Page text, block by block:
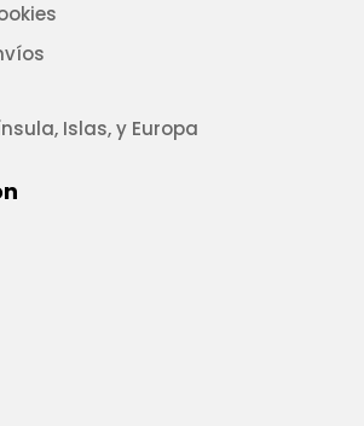
Islas, y Europa